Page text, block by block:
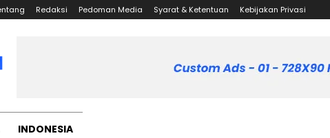
Redaksi Pedoman Media Syarat & Ketentuan Kebijakan Privasi
INDONESIA